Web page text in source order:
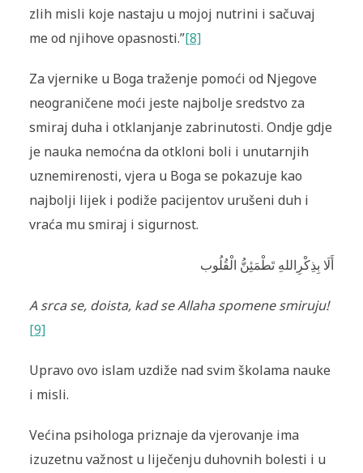
zlih misli koje nastaju u mojoj nutrini i sačuvaj
me od njihove opasnosti.”[8]
Za vjernike u Boga traženje pomoći od Njegove
neograničene moći jeste najbolje sredstvo za
smiraj duha i otklanjanje zabrinutosti. Ondje gdje
je nauka nemoćna da otkloni boli i unutarnjih
uznemirenosti, vjera u Boga se pokazuje kao
najbolji lijek i podiže pacijentov urušeni duh i
vraća mu smiraj i sigurnost.
أَلَا بِذِكْرِاللهِ تَطْمَئِنُّ الْقُلُوب
A srca se, doista, kad se Allaha spomene smiruju!
[9]
Upravo ovo islam uzdiže nad svim školama nauke
i misli.
Većina psihologa priznaje da vjerovanje ima
izuzetnu važnost u liječenju duhovnih bolesti i u